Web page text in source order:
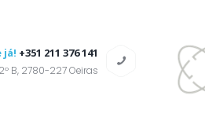
já! +351 211 376 141
B, 2780-227 Oeiras